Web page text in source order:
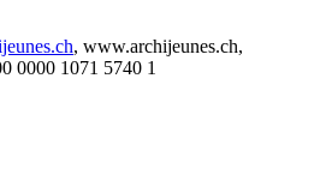
, www.archijeunes.ch,
0000 1071 5740 1